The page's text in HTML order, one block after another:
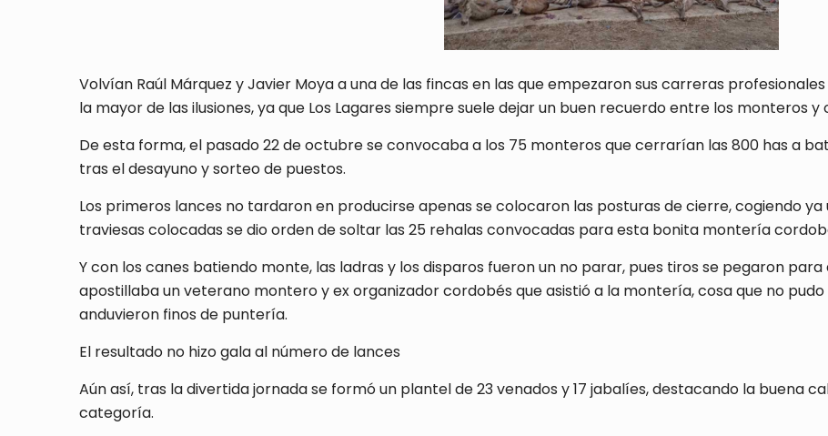
Volvían Raúl Márquez y Javier Moya a una de las fincas en las que empezaron sus carreras
la mayor de las ilusiones, ya que Los Lagares siempre suele dejar un buen recuerdo entre los monteros y
De esta forma, el pasado 22 de octubre se convocaba a los 75 monteros que cerrarían las 800 has a
tras el desayuno y sorteo de puestos.
Los primeros lances no tardaron en producirse apenas se colocaron las posturas de cierre, cogiendo
traviesas colocadas se dio orden de soltar las 25 rehalas convocadas para esta bonita montería
Y con los canes batiendo monte, las ladras y los disparos fueron un no parar, pues tiros se pegaron
apostillaba un veterano montero y ex organizador cordobés que asistió a la montería, cosa que no
anduvieron finos de puntería.
El resultado no hizo gala al número de lances
Aún así, tras la divertida jornada se formó un plantel de 23 venados y 17 jabalíes, destacando la buena
categoría.